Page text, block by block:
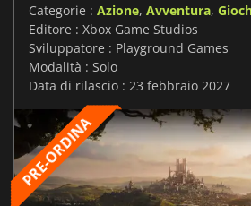
Categorie : Azione, Avventura,
Editore : Xbox Game Studios
Sviluppatore : Playground Games
Modalità : Solo
Data di rilascio : 23 febbraio 2027